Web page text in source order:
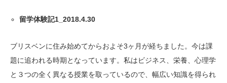
留学体験記1_2018.4.30
ブリスベンに住み始めてからおよそ3ヶ月が経ちました。今は課
題に追われる時期となっています。私はビジネス、栄養、心理学
と３つの全く異なる授業を取っているので、幅広い知識を得られ